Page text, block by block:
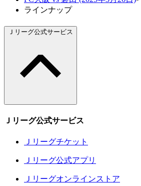
ラインナップ
Ｊリーグ公式サービス
Ｊリーグ公式サービス
Ｊリーグチケット
Ｊリーグ公式アプリ
Ｊリーグオンラインストア